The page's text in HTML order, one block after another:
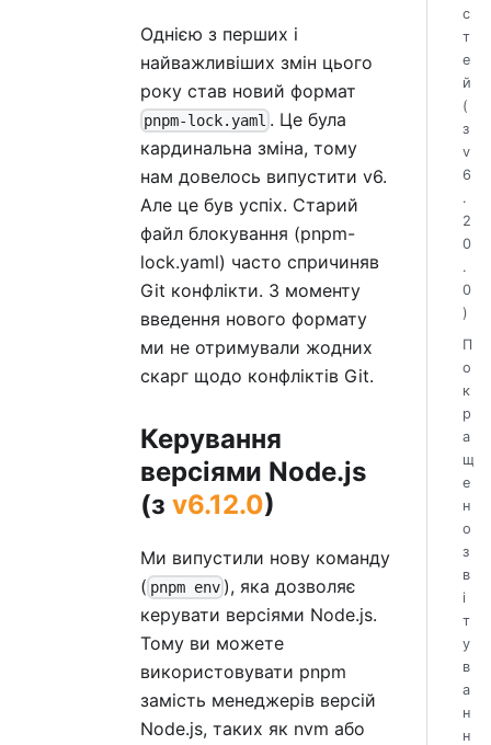
Однією з перших і
найважливіших змін цього
року став новий формат
pnpm-lock.yaml . Це була
кардинальна зміна, тому
нам довелось випустити v6.
Але це був успіх. Старий
файл блокування (pnpm-
lock.yaml) часто спричиняв
Git конфлікти. З моменту
введення нового формату
ми не отримували жодних
скарг щодо конфліктів Git.
Керування
версіями Node.js
(з v6.12.0)
Ми випустили нову команду
( pnpm env ), яка дозволяє
керувати версіями Node.js.
Тому ви можете
використовувати pnpm
замість менеджерів версій
Node.js, таких як nvm або
с
т
е
й
(
з
v
6
.
2
0
.
0
)
П
о
к
р
а
щ
е
н
о
з
в
і
т
у
в
а
н
н